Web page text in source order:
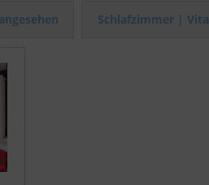
Schlafzimmer | Vita